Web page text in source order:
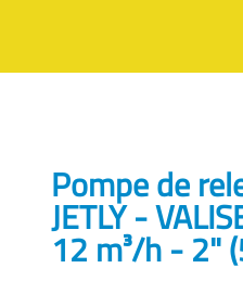
Pompe de
JETLY -
12 m³/h - 2"